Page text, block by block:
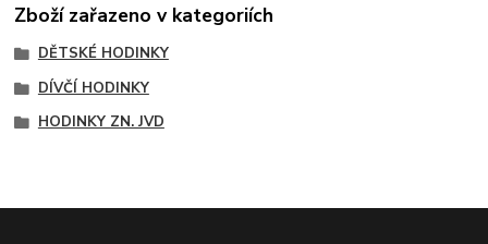
Zboží zařazeno v kategoriích
DĚTSKÉ HODINKY
DÍVČÍ HODINKY
HODINKY ZN. JVD